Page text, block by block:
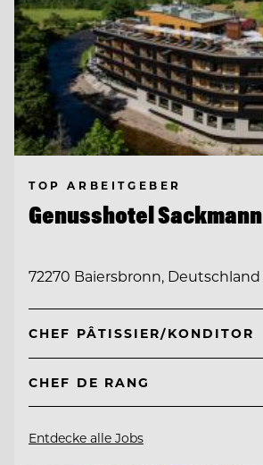
TOP ARBEITGEBER
Genusshotel Sackmann
72270 Baiersbronn, Deutschland
CHEF PÂTISSIER/KONDITOR
CHEF DE RANG
Entdecke alle Jobs